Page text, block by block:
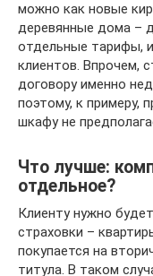
можно как новые
деревянные дома –
отдельные тарифы,
клиентов. Впрочем,
договору именно
поэтому, к примеру,
шкафу не
Что лучше:
отдельное?
Клиенту нужно
страховки –
покупается на
титула. В таком